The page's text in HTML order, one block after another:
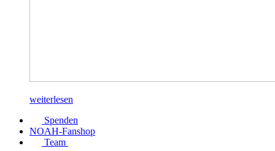
weiterlesen
Spenden
NOAH-Fanshop
Team